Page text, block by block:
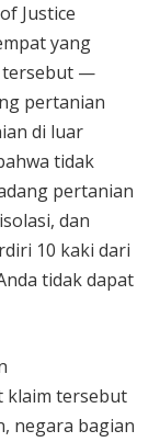
Justice
yang
tersebut —
pertanian
di luar
tidak
pertanian
dan
10 kaki dari
tidak dapat
klaim tersebut
negara bagian